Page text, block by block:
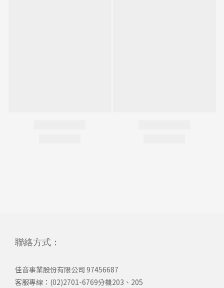
聯絡方式：
佳音事業股份有限公司 97456687
客服專線：(02)2701-6769分機203、205